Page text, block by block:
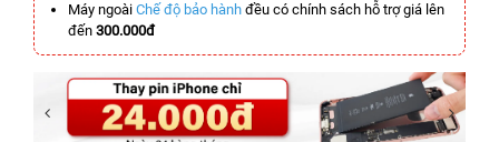
Máy ngoài Chế độ bảo hành đều có chính sách hỗ trợ giá lên
đến 300.000đ